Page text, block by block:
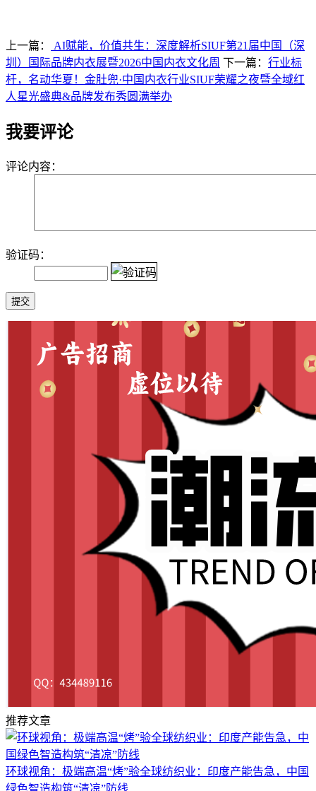
上一篇：
AI赋能，价值共生：深度解析SIUF第21届中国（深
圳）国际品牌内衣展暨2026中国内衣文化周 下一篇： 行业标
杆，名动华夏！金肚兜·中国内衣行业SIUF荣耀之夜暨全域红
人星光盛典&品牌发布秀圆满举办
我要评论
评论内容：
验证码：
推荐文章
环球视角：极端高温“烤”验全球纺织业：印度产能告急，中国
绿色智造构筑“清凉”防线